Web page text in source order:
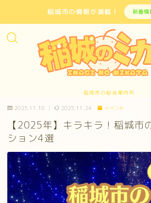
稲城市の情報が満載！ 新着情
稲城市の総合案内所
2025.11.18 2025.11.24 イベント
【2025年】キラキラ！稲城市
ション4選